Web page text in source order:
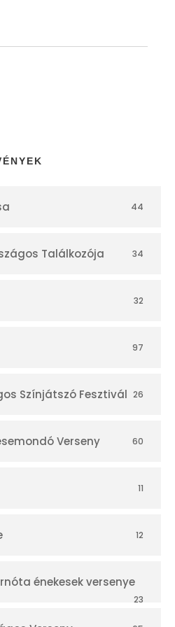
44
Találkozója 34
32
97
Színjátszó Fesztivál 26
Verseny 60
11
12
énekesek versenye
23